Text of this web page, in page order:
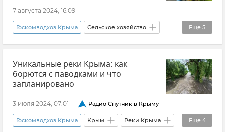
Крыммелиоводхоз Новости Крыма
7 августа 2024, 16:09
Еще 5
Госкомводхоз Крыма Сельское хозяйство
Вода в Крыму Роман Захаров
Новости Крыма Крым
Орошение сельхозземель в Крыму
Уникальные реки Крыма: как
борются с паводками и что
запланировано
3 июля 2024, 07:01 Радио Спутник в Крыму
Еще 4
Госкомводхоз Крыма Крым Реки Крыма